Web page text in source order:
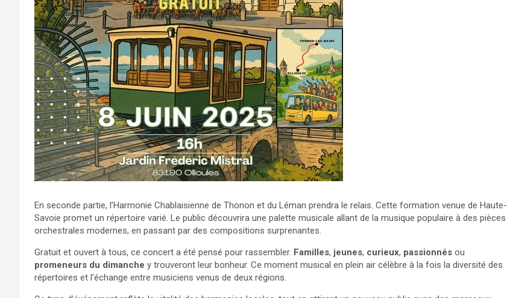
En seconde partie, l’Harmonie Chablaisienne de Thonon et du Léman prendra le relais. Cette formation venue de Haute-
Savoie promet un répertoire varié. Le public découvrira une palette musicale allant de la musique populaire à des pièces
orchestrales modernes, en passant par des compositions surprenantes.
Gratuit et ouvert à tous, ce concert a été pensé pour rassembler. Familles, jeunes, curieux, passionnés ou
promeneurs du dimanche y trouveront leur bonheur. Ce moment musical en plein air célèbre à la fois la diversité des
répertoires et l’échange entre musiciens venus de deux régions.